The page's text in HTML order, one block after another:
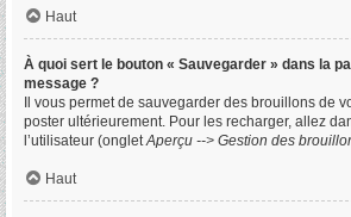
Haut
À quoi sert le bouton « Sauvegarder » dans la
message ?
Il vous permet de sauvegarder des brouillons de
poster ultérieurement. Pour les recharger, allez
l’utilisateur (ongletAperçu --> Gestion des
Haut